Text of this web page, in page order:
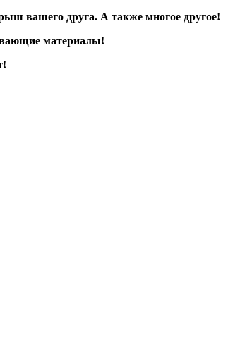
вашего друга. А также многое другое!
материалы!